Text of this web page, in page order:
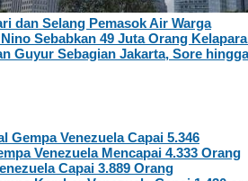
dan Selang Pemasok Air Warga
Sebabkan 49 Juta Orang
Guyur Sebagian Jakarta, Sore
Gempa Venezuela Capai 5.346
Venezuela Mencapai 4.333 Orang
Capai 3.889 Orang